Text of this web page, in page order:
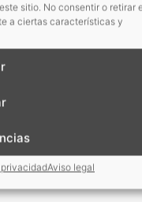
sitio. No consentir o retirar
a ciertas características y
Aviso legal